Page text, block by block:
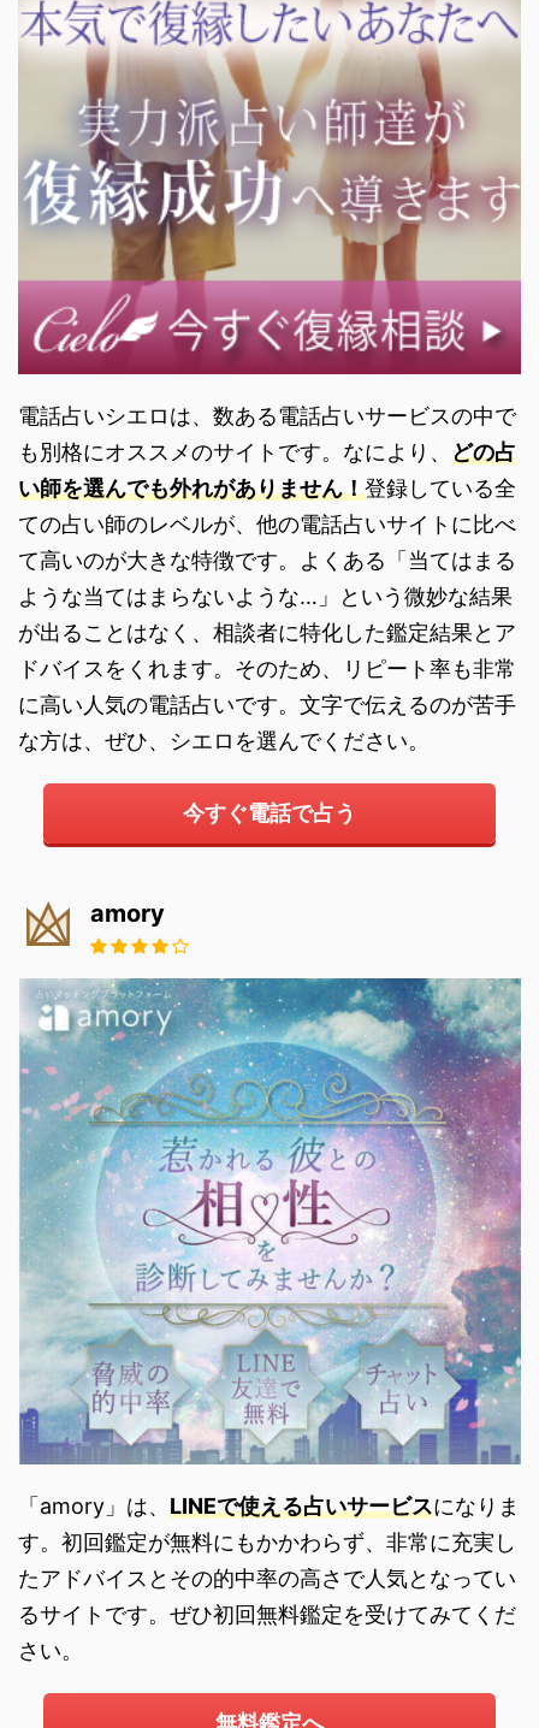
電話占いシエロは、数ある電話占いサービスの中で
も別格にオススメのサイトです。なにより、 どの占
い師を選んでも外れがありません！登録している全
ての占い師のレベルが、他の電話占いサイトに比べ
て高いのが大きな特徴です。よくある「当てはまる
ような当てはまらないような…」という微妙な結果
が出ることはなく、相談者に特化した鑑定結果とア
ドバイスをくれます。そのため、リピート率も非常
に高い人気の電話占いです。文字で伝えるのが苦手
な方は、ぜひ、シエロを選んでください。
今すぐ電話で占う
amory
「amory」は、 LINEで使える占いサービスになりま
す。初回鑑定が無料にもかかわらず、非常に充実し
たアドバイスとその的中率の高さで人気となってい
るサイトです。ぜひ初回無料鑑定を受けてみてくだ
さい。
無料鑑定へ